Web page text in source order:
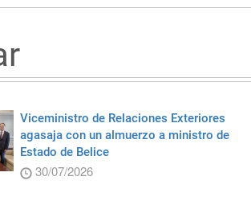
Viceministro de Relaciones Exteriores
agasaja con un almuerzo a ministro de
Estado de Belice
30/07/2026